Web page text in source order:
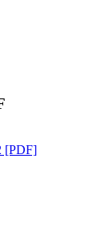
[PDF]